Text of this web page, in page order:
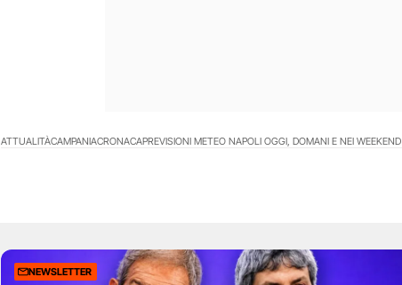
ATTUALITÀCAMPANIACRONACAPREVISIONI METEO NAPOLI OGGI, DOMANI E NEI WEEKEND
NEWSLETTER